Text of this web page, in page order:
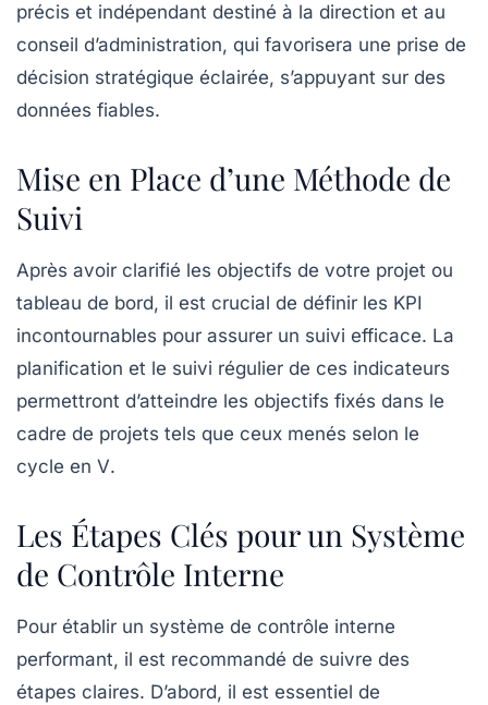
précis et indépendant destiné à la direction et au
conseil d’administration, qui favorisera une prise de
décision stratégique éclairée, s’appuyant sur des
données fiables.
Mise en Place d’une Méthode de
Suivi
Après avoir clarifié les objectifs de votre projet ou
tableau de bord, il est crucial de définir les KPI
incontournables pour assurer un suivi efficace. La
planification et le suivi régulier de ces indicateurs
permettront d’atteindre les objectifs fixés dans le
cadre de projets tels que ceux menés selon le
cycle en V.
Les Étapes Clés pour un Système
de Contrôle Interne
Pour établir un système de contrôle interne
performant, il est recommandé de suivre des
étapes claires. D’abord, il est essentiel de